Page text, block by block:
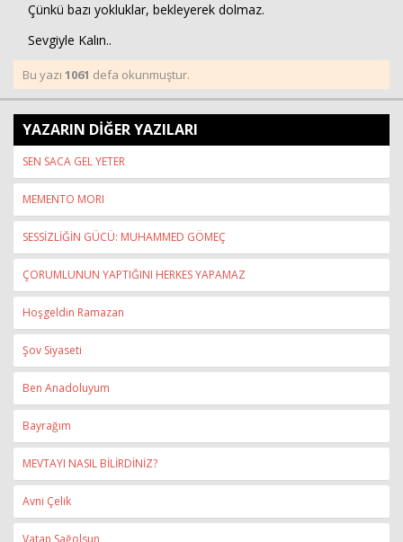
Çünkü bazı yokluklar, bekleyerek dolmaz.
Sevgiyle Kalın..
Bu yazı 1061 defa okunmuştur.
YAZARIN DİĞER YAZILARI
SEN SACA GEL YETER
MEMENTO MORI
SESSİZLİĞİN GÜCÜ: MUHAMMED GÖMEÇ
ÇORUMLUNUN YAPTIĞINI HERKES YAPAMAZ
Hoşgeldin Ramazan
Şov Siyaseti
Ben Anadoluyum
Bayrağım
MEVTAYI NASIL BİLİRDİNİZ?
Avni Çelik
Vatan Sağolsun